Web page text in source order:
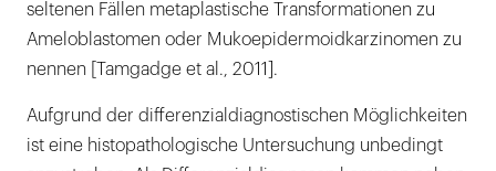
seltenen Fällen metaplastische Transformationen zu
Ameloblastomen oder Mukoepidermoidkarzinomen zu
nennen [Tamgadge et al., 2011].
Aufgrund der differenzialdiagnostischen Möglichkeiten
ist eine histopathologische Untersuchung unbedingt